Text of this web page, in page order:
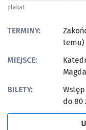
plakat
TERMINY:
temu)
MIEJSCE:
BILETY:
do 80